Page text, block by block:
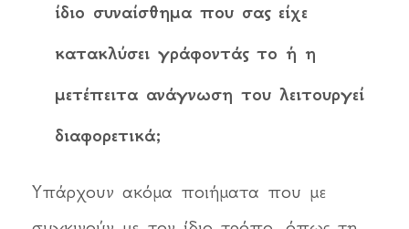
ίδιο συναίσθημα που σας είχε
κατακλύσει γράφοντάς το ή η
μετέπειτα ανάγνωση του λειτουργεί
διαφορετικά;
Υπάρχουν ακόμα ποιήματα που με